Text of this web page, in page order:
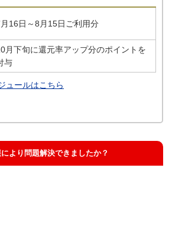
16日～8月15日ご利用分
月下旬に還元率アップ分のポイントを
与
ュールはこちら
より問題解決できましたか？